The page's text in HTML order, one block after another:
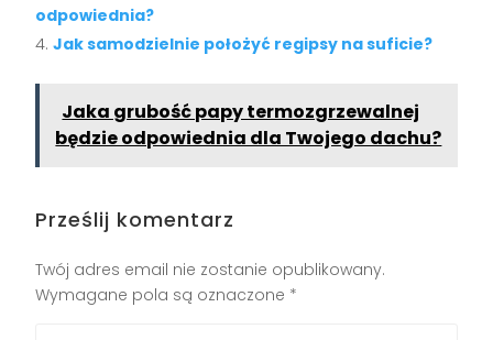
odpowiednia?
Jak samodzielnie położyć regipsy na suficie?
Jaka grubość papy termozgrzewalnej
będzie odpowiednia dla Twojego dachu?
Prześlij komentarz
Twój adres email nie zostanie opublikowany.
Wymagane pola są oznaczone *